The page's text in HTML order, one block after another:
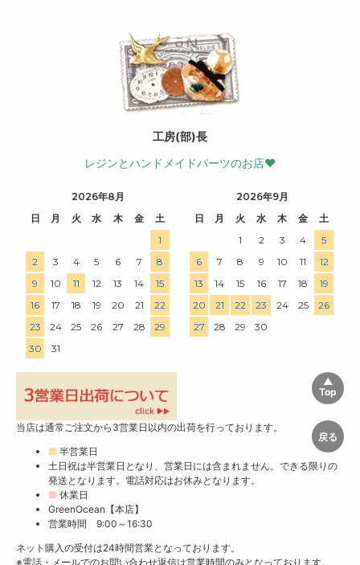
工房(部)長
レジンとハンドメイドパーツのお店♥
2026年8月
日
月 火 水 木 金
土
1
2
3 4 5 6 7
8
9
10 11 12 13 14
15
16
17 18 19 20 21
22
23
24 25 26 27 28
29
30
31
2026年9月
日
月 火 水 木 金
土
1
2 3 4
5
6
7 8 9 10 11
12
13
14 15 16 17 18
19
20
21 22 23 24 25
26
27
28 29 30
当店は通常ご注文から3営業日以内の出荷を行っております。
■ 半営業日
土日祝は半営業日となり、営業日には含まれません。できる限りの
発送となります。電話対応はお休みとなります。
■ 休業日
GreenOcean【本店】
営業時間 9:00～16:30
ネット購入の受付は24時間営業となっております。
※電話・メールでのお問い合わせ返信は営業時間のみとなっております。